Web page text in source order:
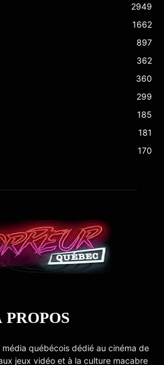
2949
1662
897
362
360
299
185
181
170
PROPOS
québécois dédié au cinéma de
jeux vidéo et à la culture macabre